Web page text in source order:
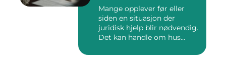
Mange opplever før eller
siden en situasjon der
juridisk hjelp blir nødvendig.
Det kan handle om hus...